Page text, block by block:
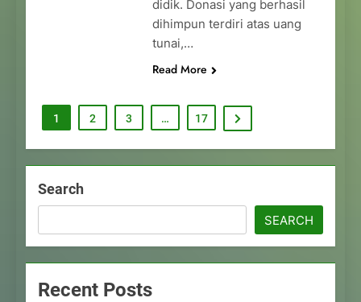
didik. Donasi yang berhasil
dihimpun terdiri atas uang
tunai,…
Read More
1 2 3 … 17
Search
SEARCH
Recent Posts